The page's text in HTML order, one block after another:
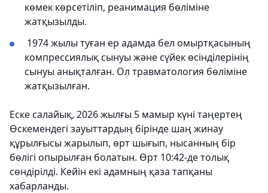
көмек көрсетіліп, реанимация бөліміне
жатқызылды.
1974 жылы туған ер адамда бел омыртқасының
компрессиялық сынуы және сүйек өсінділерінің
сынуы анықталған. Ол травматология бөліміне
жатқызылған.
Еске салайық, 2026 жылғы 5 мамыр күні таңертең
Өскемендегі зауыттардың бірінде шаң жинау
құрылғысы жарылып, өрт шығып, нысанның бір
бөлігі опырылған болатын. Өрт 10:42-де толық
сөндірілді. Кейін екі адамның қаза тапқаны
хабарланды.